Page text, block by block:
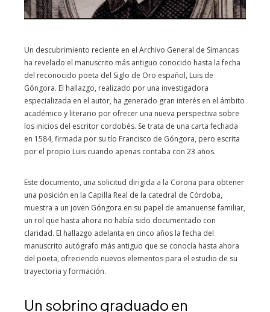
Un descubrimiento reciente en el Archivo General de Simancas
ha revelado el manuscrito más antiguo conocido hasta la fecha
del reconocido poeta del Siglo de Oro español, Luis de
Góngora. El hallazgo, realizado por una investigadora
especializada en el autor, ha generado gran interés en el ámbito
académico y literario por ofrecer una nueva perspectiva sobre
los inicios del escritor cordobés. Se trata de una carta fechada
en 1584, firmada por su tío Francisco de Góngora, pero escrita
por el propio Luis cuando apenas contaba con 23 años.
Este documento, una solicitud dirigida a la Corona para obtener
una posición en la Capilla Real de la catedral de Córdoba,
muestra a un joven Góngora en su papel de amanuense familiar,
un rol que hasta ahora no había sido documentado con
claridad. El hallazgo adelanta en cinco años la fecha del
manuscrito autógrafo más antiguo que se conocía hasta ahora
del poeta, ofreciendo nuevos elementos para el estudio de su
trayectoria y formación.
Un sobrino graduado en